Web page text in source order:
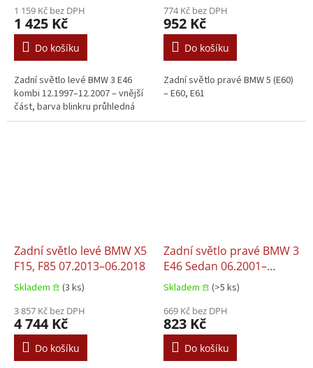
1 159 Kč bez DPH
1 425 Kč
Do košíku
Zadní světlo levé BMW 3 E46
kombi 12.1997–12.2007 – vnější
část, barva blinkru průhledná
774 Kč bez DPH
952 Kč
Do košíku
Zadní světlo pravé BMW 5 (E60)
– E60, E61
Zadní světlo levé BMW X5
F15, F85 07.2013–06.2018
Skladem 𖠿 (3 ks)
3 857 Kč bez DPH
4 744 Kč
Do košíku
Zadní světlo pravé BMW 3
E46 Sedan 06.2001–
12.2007
Skladem 𖠿 (>5 ks)
669 Kč bez DPH
823 Kč
Do košíku